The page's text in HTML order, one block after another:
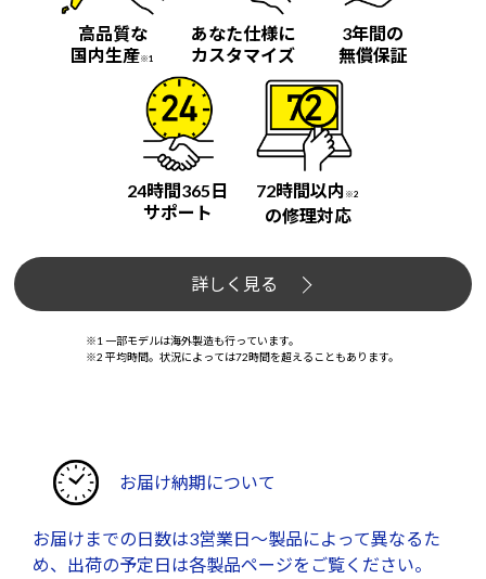
高品質な
国内生産※1
あなた仕様に
カスタマイズ
3年間の
無償保証
24時間365日
サポート
72時間以内 ※2
の修理対応
詳しく見る
※1 一部モデルは海外製造も行っています。
※2 平均時間。状況によっては72時間を超えることもあります。
お届け納期について
お届けまでの日数は3営業日～製品によって異なるた
め、出荷の予定日は各製品ページをご覧ください。